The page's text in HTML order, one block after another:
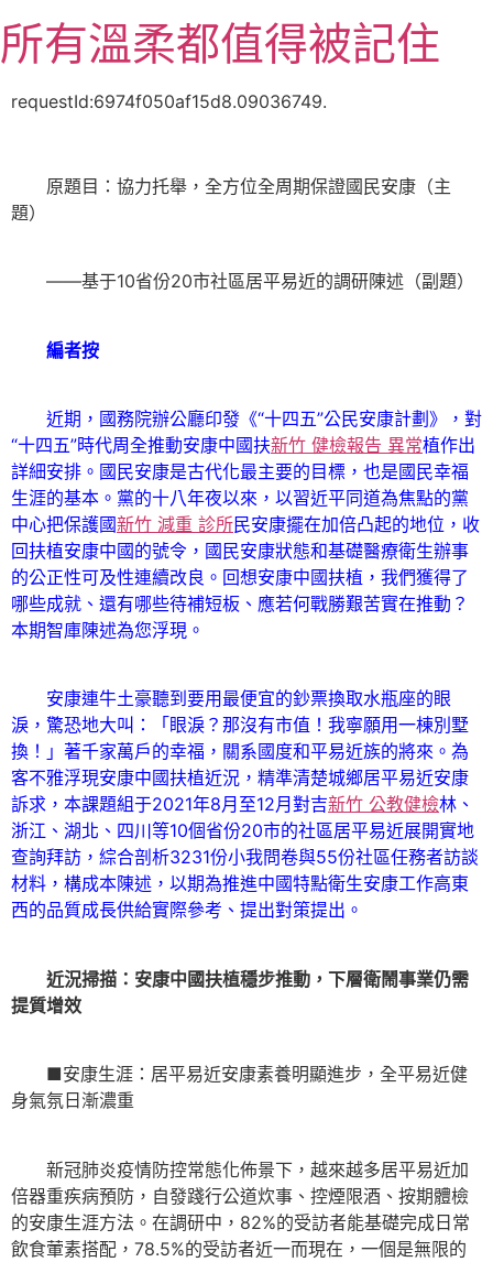
至
主所有溫柔都值得被記住
requestId:6974f050af15d8.09036749.
原題目：協力托舉，全方位全周期保證國民安康（主
題）
——基于10省份20市社區居平易近的調研陳述（副題）
編者按
近期，國務院辦公廳印發《“十四五”公民安康計劃》，對
“十四五”時代周全推動安康中國扶新竹 健檢報告 異常植作出
詳細安排。國民安康是古代化最主要的目標，也是國民幸福
生涯的基本。黨的十八年夜以來，以習近平同道為焦點的黨
中心把保護國新竹 減重 診所民安康擺在加倍凸起的地位，收
回扶植安康中國的號令，國民安康狀態和基礎醫療衛生辦事
的公正性可及性連續改良。回想安康中國扶植，我們獲得了
哪些成就、還有哪些待補短板、應若何戰勝艱苦實在推動？
本期智庫陳述為您浮現。
安康連牛土豪聽到要用最便宜的鈔票換取水瓶座的眼
淚，驚恐地大叫：「眼淚？那沒有市值！我寧願用一棟別墅
換！」著千家萬戶的幸福，關系國度和平易近族的將來。為
客不雅浮現安康中國扶植近況，精準清楚城鄉居平易近安康
訴求，本課題組于2021年8月至12月對吉新竹 公教健檢林、
浙江、湖北、四川等10個省份20市的社區居平易近展開實地
查詢拜訪，綜合剖析3231份小我問卷與55份社區任務者訪談
材料，構成本陳述，以期為推進中國特點衛生安康工作高東
西的品質成長供給實際參考、提出對策提出。
近況掃描：安康中國扶植穩步推動，下層衛鬧事業仍需
提質增效
■安康生涯：居平易近安康素養明顯進步，全平易近健
身氣氛日漸濃重
新冠肺炎疫情防控常態化佈景下，越來越多居平易近加
倍器重疾病預防，自發踐行公道炊事、控煙限酒、按期體檢
的安康生涯方法。在調研中，82%的受訪者能基礎完成日常
飲食葷素搭配，78.5%的受訪者近一而現在，一個是無限的